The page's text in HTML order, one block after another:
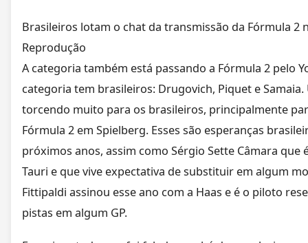
Brasileiros lotam o chat da transmissão da Fórmula 2
Reprodução
A categoria também está passando a Fórmula 2 pelo
categoria tem brasileiros: Drugovich, Piquet e
torcendo muito para os brasileiros, principalmente
Fórmula 2 em Spielberg. Esses são esperanças
próximos anos, assim como Sérgio Sette Câmara que
Tauri e que vive expectativa de substituir em algum
Fittipaldi assinou esse ano com a Haas e é o piloto
pistas em algum GP.